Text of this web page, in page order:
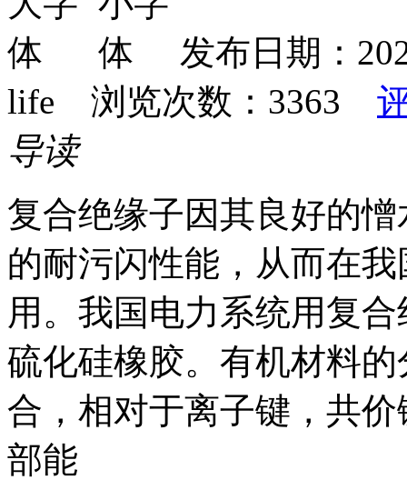
发布日期：
life 浏览次数： 3363
导读
复合绝缘子因其良好的
的耐污闪性能，从而在
用。我国电力系统用复
硫化硅橡胶。有机材料
合，相对于离子键，共
部能